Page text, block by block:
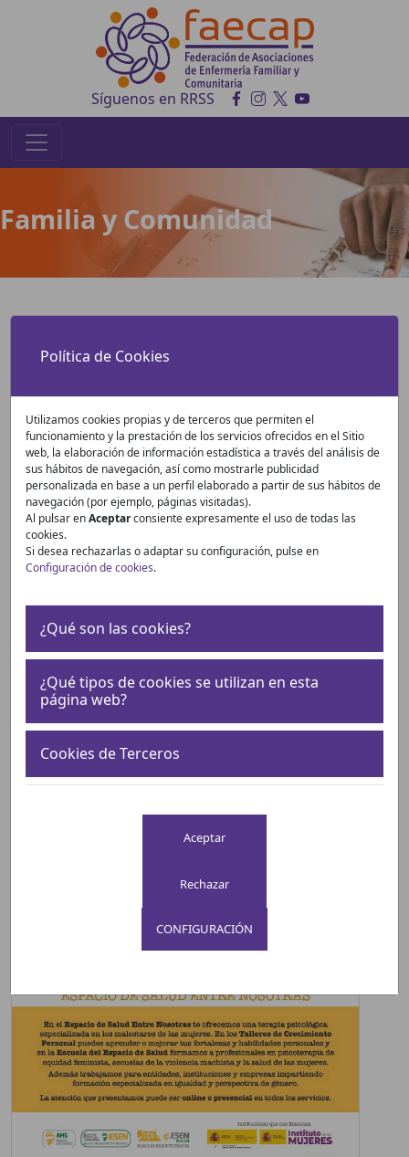
Síguenos en RRSS
Familia y Comunidad
¿Cómo convivir con el cáncer de
próstata? Manual para pacientes y
familiares
Continuar leyendo
Política de Cookies
Utilizamos cookies propias y de terceros que permiten el
funcionamiento y la prestación de los servicios ofrecidos en el Sitio
web, la elaboración de información estadística a través del análisis de
sus hábitos de navegación, así como mostrarle publicidad
personalizada en base a un perfil elaborado a partir de sus hábitos de
navegación (por ejemplo, páginas visitadas).
Al pulsar enAceptarconsiente expresamente el uso de todas las
cookies.
Si desea rechazarlas o adaptar su configuración, pulse en
Configuración de cookies.
¿Qué son las cookies?
¿Qué tipos de cookies se utilizan en esta
página web?
Cookies de Terceros
CONFIGURACIÓN